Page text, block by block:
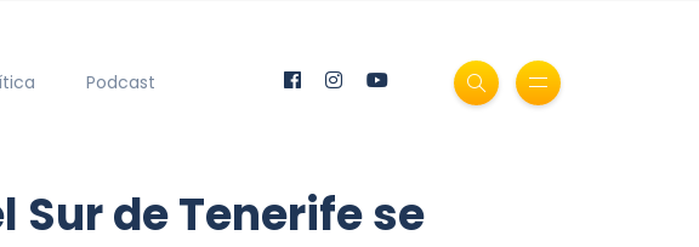
Podcast
Sur de Tenerife se